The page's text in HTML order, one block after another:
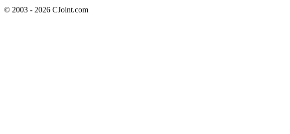
© 2003 - 2026 CJoint.com